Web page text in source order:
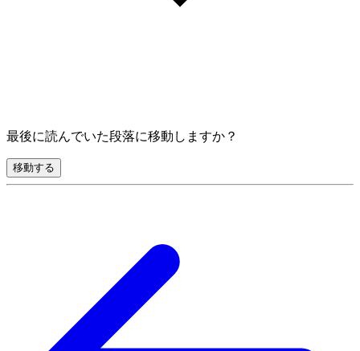
最後に読んでいた段落に移動しますか？
移動する